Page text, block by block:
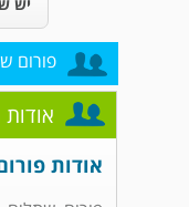
פורום
אודות